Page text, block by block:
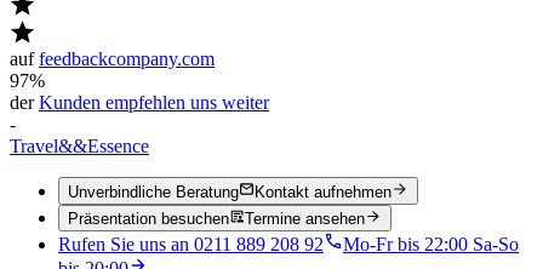
auffeedbackcompany.com
97%
derKunden empfehlen uns weiter
-
Travel&&Essence
Unverbindliche Beratung
Kontakt aufnehmen
Präsentation besuchen
Termine ansehen
Rufen Sie uns an 0211 889 208 92
Mo-Fr bis 22:00 Sa-So